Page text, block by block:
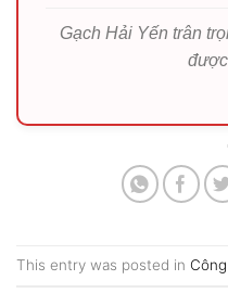
Gạch Hải Yến trân
This entry was posted in